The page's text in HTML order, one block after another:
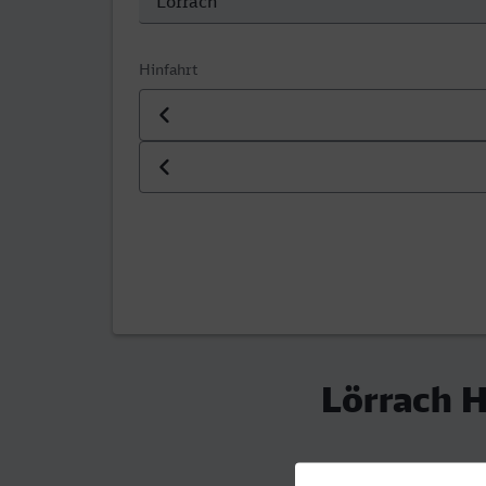
Hinfahrt
Datum der Hinfahrt
Uhrzeit der Hinfahrt
Lörrach